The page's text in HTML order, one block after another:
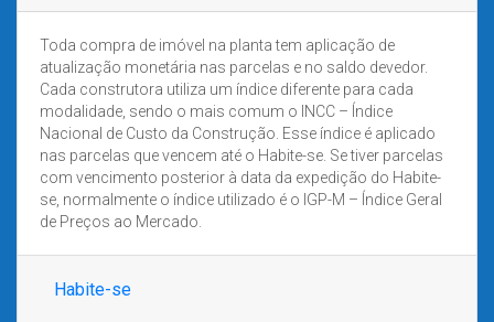
Toda compra de imóvel na planta tem aplicação de
atualização monetária nas parcelas e no saldo devedor.
Cada construtora utiliza um índice diferente para cada
modalidade, sendo o mais comum o INCC – Índice
Nacional de Custo da Construção. Esse índice é aplicado
nas parcelas que vencem até o Habite-se. Se tiver parcelas
com vencimento posterior à data da expedição do Habite-
se, normalmente o índice utilizado é o IGP-M – Índice Geral
de Preços ao Mercado.
Habite-se